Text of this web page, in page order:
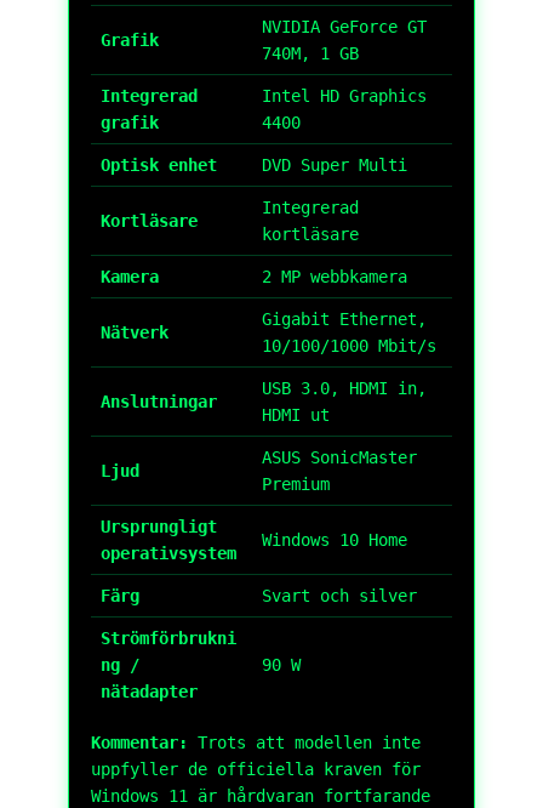
Grafik
NVIDIA GeForce GT
740M, 1 GB
Integrerad
grafik
Intel HD Graphics
4400
Optisk enhet DVD Super Multi
Kortläsare
Integrerad
kortläsare
Kamera 2 MP webbkamera
Nätverk
Gigabit Ethernet,
10/100/1000 Mbit/s
Anslutningar
USB 3.0, HDMI in,
HDMI ut
Ljud
ASUS SonicMaster
Premium
Ursprungligt
operativsystem
Windows 10 Home
Färg Svart och silver
Strömförbrukni
ng /
nätadapter
90 W
Kommentar:
Trots att modellen inte
uppfyller de officiella kraven för
Windows 11 är hårdvaran fortfarande